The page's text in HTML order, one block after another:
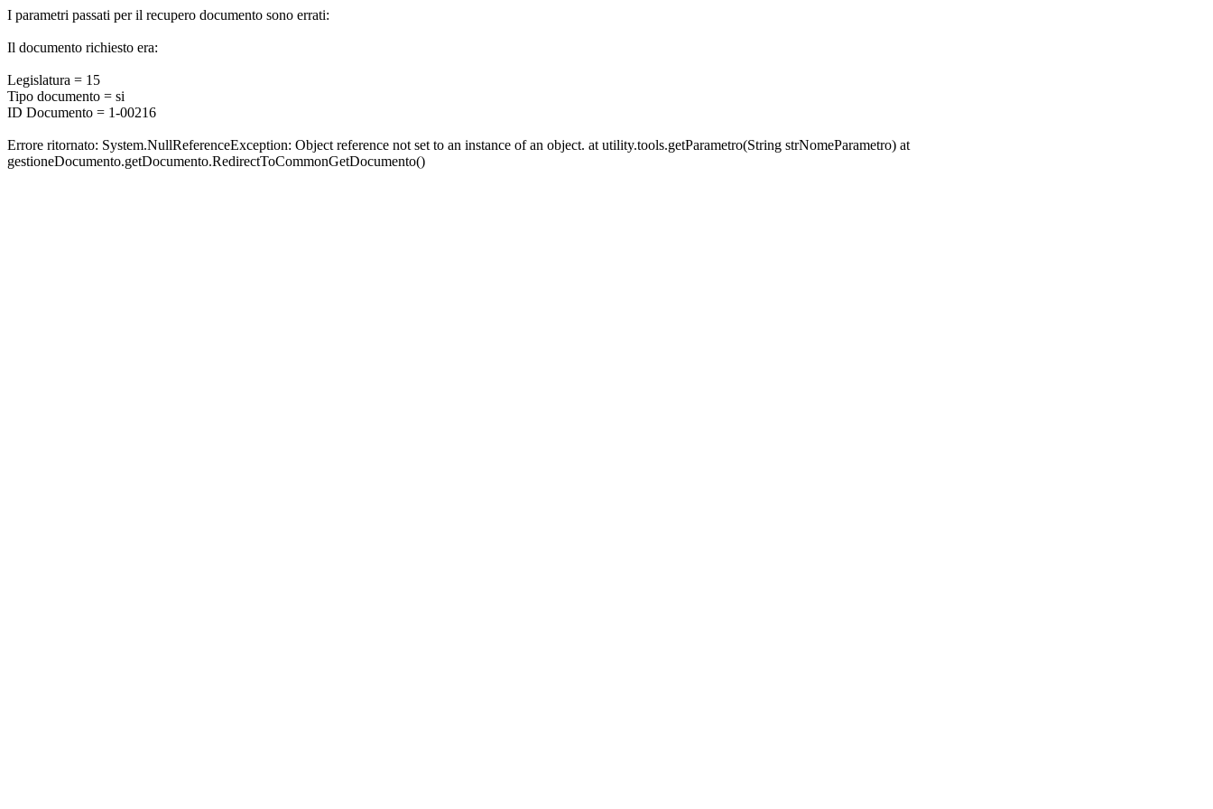
I parametri passati per il recupero documento sono errati:
Il documento richiesto era:
Legislatura = 15
Tipo documento = si
ID Documento = 1-00216
Errore ritornato: System.NullReferenceException: Object reference not set to an instance of an object. at utility.tools.getParametro(String strNomeParametro) at
gestioneDocumento.getDocumento.RedirectToCommonGetDocumento()